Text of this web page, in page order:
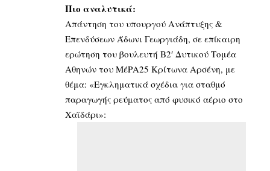
Πιο αναλυτικά:
Απάντηση του υπουργού Ανάπτυξης &
Επενδύσεων Άδωνι Γεωργιάδη, σε επίκαιρη
ερώτηση του βουλευτή Β2′ Δυτικού Τομέα
Αθηνών του ΜέΡΑ25 Κρίτωνα Αρσένη, με
θέμα: «Εγκληματικά σχέδια για σταθμό
παραγωγής ρεύματος από φυσικό αέριο στο
Χαϊδάρι»: